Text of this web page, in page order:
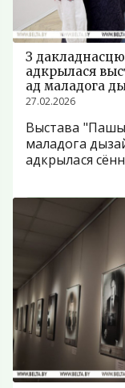
З дакладнасцю
адкрылася
ад маладога
27.02.2026
Выстава
маладога
адкрылася